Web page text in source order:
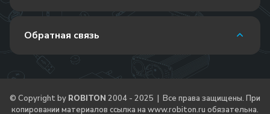
Обратная связь
© Copyright by ROBITON 2004 - 2025 | Все права защищены. При
копировании материалов ссылка на www.robiton.ru обязательна.